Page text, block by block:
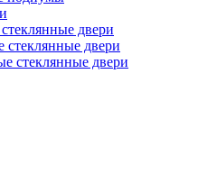
двери
стеклянные двери
стеклянные двери